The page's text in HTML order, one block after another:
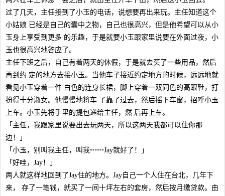
过了几天，主任接到了小玉的电话，说想要再出来玩。主任知道这个
小姑娘 已经是自己的囊中之物，自己也很高兴，但是他希望可以从小
玉身上享受到更多 的乐趣，于是就要小玉跟家里说要在外面过夜，小
玉也很高兴地答应了。
主任下班之后，自己有着两天的休假，于是就去买了一些用品，然后
再到约 定的地方去接小玉。当他车子接近约定地方的时候，远远地就
看见小玉穿着一件 白色的连身长裙，脚上穿着一双同色的高跟鞋，打
扮得十分淑女。他慢慢地将车 子靠了过去，然后摇下车窗，招呼小玉
上车。小玉先将手里的提包递给主任，然 后再上车。
「主任，我跟家里说要出去玩两天，所以这两天我都可以住你那
边！」
「小玉，别叫我主任，叫我┅┅Jay就好了！」
「好哇，Jay！」
两人就这样地回到了Jay住的地方。Jay自己一个人住在台北，几年下
来， 存了一笔钱，就买了一间十坪左右的套房，然后按月缴贷款。由